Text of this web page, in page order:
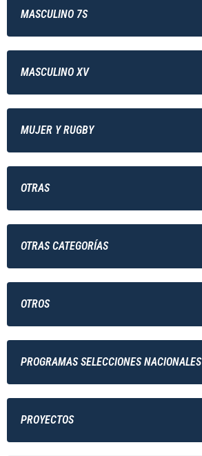
MASCULINO 7S
MASCULINO XV
MUJER Y RUGBY
OTRAS
OTRAS CATEGORÍAS
OTROS
PROGRAMAS SELECCIONES NACIONALES
PROYECTOS